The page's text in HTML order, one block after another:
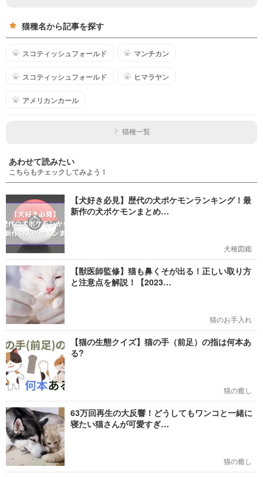
猫種名から記事を探す
スコティッシュフォールド マンチカン
スコティッシュフォールド ヒマラヤン
アメリカンカール
猫種一覧
あわせて読みたい
こちらもチェックしてみよう！
【犬好き必見】歴代の犬ポケモンランキング！最
新作の犬ポケモンまとめ…
犬種図鑑
【獣医師監修】猫も鼻くそが出る！正しい取り方
と注意点を解説！【2023…
猫のお手入れ
【猫の生態クイズ】猫の手（前足）の指は何本あ
る?
猫の癒し
63万回再生の大反響！どうしてもワンコと一緒に
寝たい猫さんが可愛すぎ…
猫の癒し